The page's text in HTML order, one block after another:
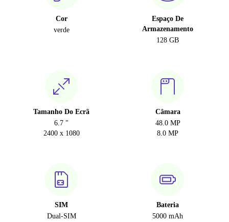
Cor
verde
Espaço De
Armazenamento
128 GB
Tamanho Do Ecrã
6.7 "
2400 x 1080
Câmara
48.0 MP
8.0 MP
SIM
Dual-SIM
Bateria
5000 mAh